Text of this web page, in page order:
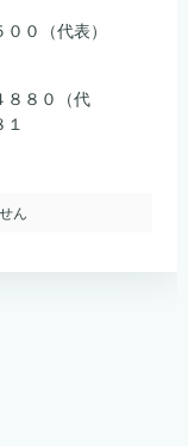
００（代表）
８０（代
ん